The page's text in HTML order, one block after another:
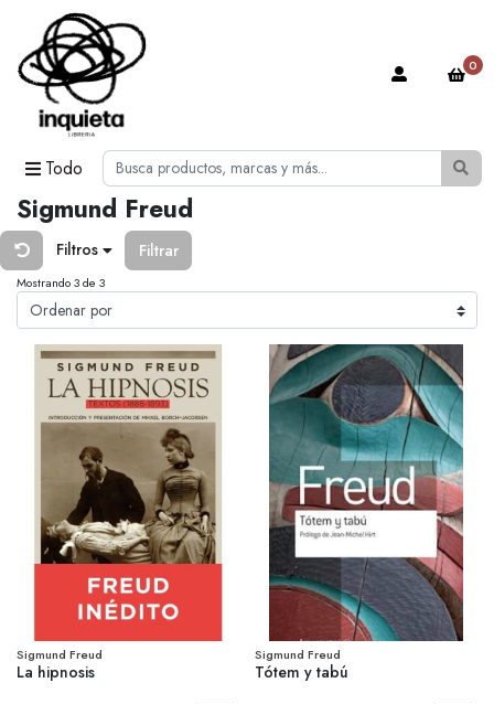
Todo
0
Sigmund Freud
Filtros Filtrar
Mostrando 3 de 3
Sigmund Freud
La hipnosis
Sigmund Freud
Tótem y tabú